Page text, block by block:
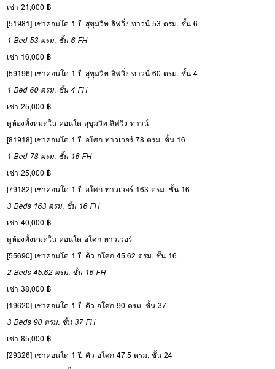
เช่า 21,000 ฿
[51981] เช่าคอนโด 1 ปี สุขุมวิท ลิฟวิ่ง ทาวน์ 53 ตรม. ชั้น 6
1 Bed 53 ตรม. ชั้น 6 FH
เช่า 16,000 ฿
[59196] เช่าคอนโด 1 ปี สุขุมวิท ลิฟวิ่ง ทาวน์ 60 ตรม. ชั้น 4
1 Bed 60 ตรม. ชั้น 4 FH
เช่า 25,000 ฿
ดูห้องทั้งหมดใน คอนโด สุขุมวิท ลิฟวิ่ง ทาวน์
[81918] เช่าคอนโด 1 ปี อโศก ทาวเวอร์ 78 ตรม. ชั้น 16
1 Bed 78 ตรม. ชั้น 16 FH
เช่า 25,000 ฿
[79182] เช่าคอนโด 1 ปี อโศก ทาวเวอร์ 163 ตรม. ชั้น 16
3 Beds 163 ตรม. ชั้น 16 FH
เช่า 40,000 ฿
ดูห้องทั้งหมดใน คอนโด อโศก ทาวเวอร์
[55690] เช่าคอนโด 1 ปี คิว อโศก 45.62 ตรม. ชั้น 16
2 Beds 45.62 ตรม. ชั้น 16 FH
เช่า 38,000 ฿
[19620] เช่าคอนโด 1 ปี คิว อโศก 90 ตรม. ชั้น 37
3 Beds 90 ตรม. ชั้น 37 FH
เช่า 85,000 ฿
[29326] เช่าคอนโด 1 ปี คิว อโศก 47.5 ตรม. ชั้น 24